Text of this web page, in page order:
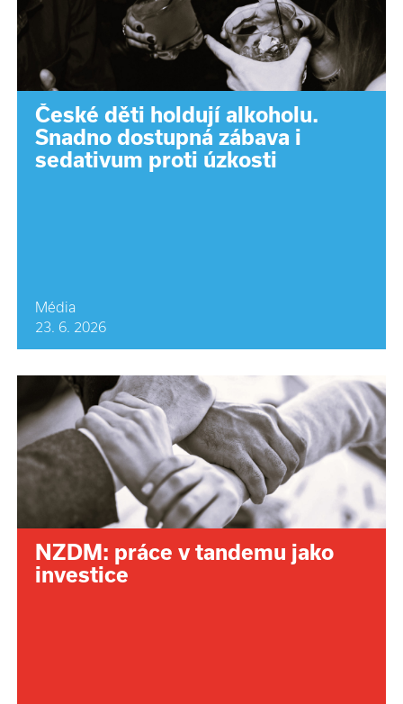
České děti holdují alkoholu.
Snadno dostupná zábava i
sedativum proti úzkosti
Média
23. 6. 2026
NZDM: práce v tandemu jako
investice